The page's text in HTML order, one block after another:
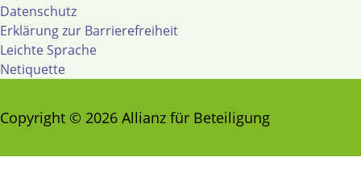
Datenschutz
Erklärung zur Barrierefreiheit
Leichte Sprache
Netiquette
Copyright © 2026 Allianz für Beteiligung